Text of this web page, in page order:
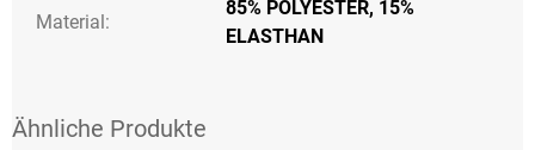
Material:
85% POLYESTER, 15%
ELASTHAN